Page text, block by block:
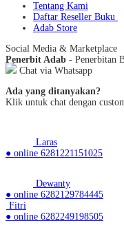
Tentang Kami
Daftar Reseller Buku
Adab Store
Social Media & Marketplace
Penerbit Adab - Penerbitan
Chat via Whatsapp
Ada yang ditanyakan?
Klik untuk chat dengan
Laras
● online 6281221151025
Dewanty
● online 6282129784445
Fitri
● online 6282249198505